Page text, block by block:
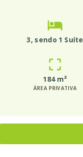
3, sendo 1 Suíte
184 m²
ÁREA PRIVATIVA